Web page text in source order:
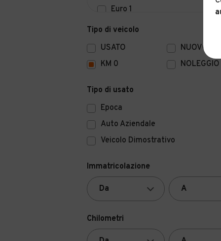
Euro 1
Euro 0
Tipo di veicolo
USATO
NUOVO
KM 0
NOLEGGIO
Tipo di usato
Epoca
Auto Aziendale
Veicolo Dimostrativo
Immatricolazione
Chilometri